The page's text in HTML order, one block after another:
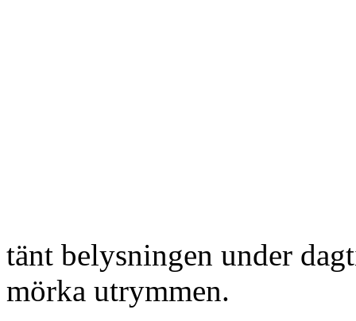
tänt belysningen under
mörka utrymmen.